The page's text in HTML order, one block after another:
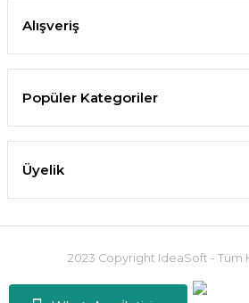
Alışveriş
Popüler Kategoriler
Üyelik
2023 Copyright IdeaSoft - Tüm